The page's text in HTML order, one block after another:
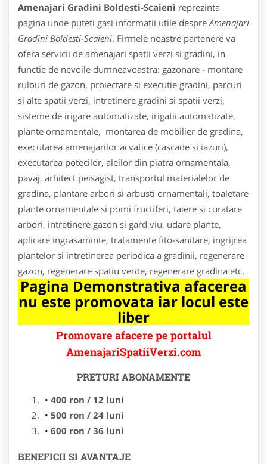
Amenajari Gradini Boldesti-Scaieni reprezinta
pagina unde puteti gasi informatii utile despre Amenajari
Gradini Boldesti-Scaieni. Firmele noastre partenere va
ofera servicii de amenajari spatii verzi si gradini, in
functie de nevoile dumneavoastra: gazonare - montare
rulouri de gazon, proiectare si executie gradini, parcuri
si alte spatii verzi, intretinere gradini si spatii verzi,
sisteme de irigare automatizate, irigatii automatizate,
plante ornamentale, montarea de mobilier de gradina,
executarea amenajarilor acvatice (cascade si iazuri),
executarea potecilor, aleilor din piatra ornamentala,
pavaj, arhitect peisagist, transportul materialelor de
gradina, plantare arbori si arbusti ornamentali, toaletare
plante ornamentale si pomi fructiferi, taiere si curatare
arbori, intretinere gazon si gard viu, udare plante,
aplicare ingrasaminte, tratamente fito-sanitare, ingrijrea
plantelor si intretinerea periodica a gradinii, regenerare
gazon, regenerare spatiu verde, regenerare gradina etc.
Pagina Demonstrativa afacerea
nu este promovata iar locul este
liber
Promovare afacere pe portalul
AmenajariSpatiiVerzi.com
PRETURI ABONAMENTE
400 ron / 12 luni
500 ron / 24 luni
600 ron / 36 luni
BENEFICII SI AVANTAJE